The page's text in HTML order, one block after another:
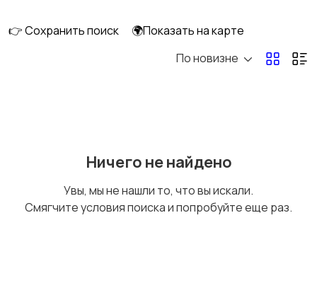
Кондиционеры и
👉 Сохранить поиск
🌍Показать на карте
По новизне
Ничего не найдено
Увы, мы не нашли то, что вы искали.
Смягчите условия поиска и попробуйте еще раз.